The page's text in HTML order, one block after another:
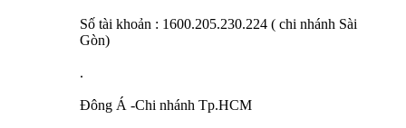
Số tài khoản : 1600.205.230.224 ( chi nhánh Sài
Gòn)
.
Đông Á -Chi nhánh Tp.HCM